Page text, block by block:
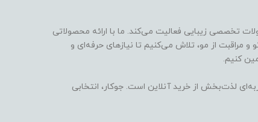
زمینه ارائه محصولات تخصصی زیبایی فعالیت می‌کند. ما با ارائه محصولاتی
و مراقبت از مو، تلاش می‌کنیم تا نیازهای حرفه‌ای و
کنیم.
لذت‌بخش از خرید آنلاین است. جوکار، انتخابی